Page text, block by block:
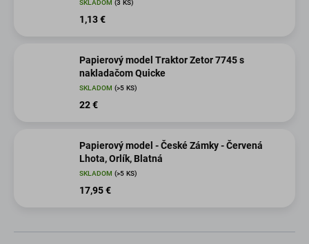
SKLADOM (3 KS)
1,13 €
Papierový model Traktor Zetor 7745 s
nakladačom Quicke
SKLADOM (>5 KS)
22 €
Papierový model - České Zámky - Červená
Lhota, Orlík, Blatná
SKLADOM (>5 KS)
17,95 €